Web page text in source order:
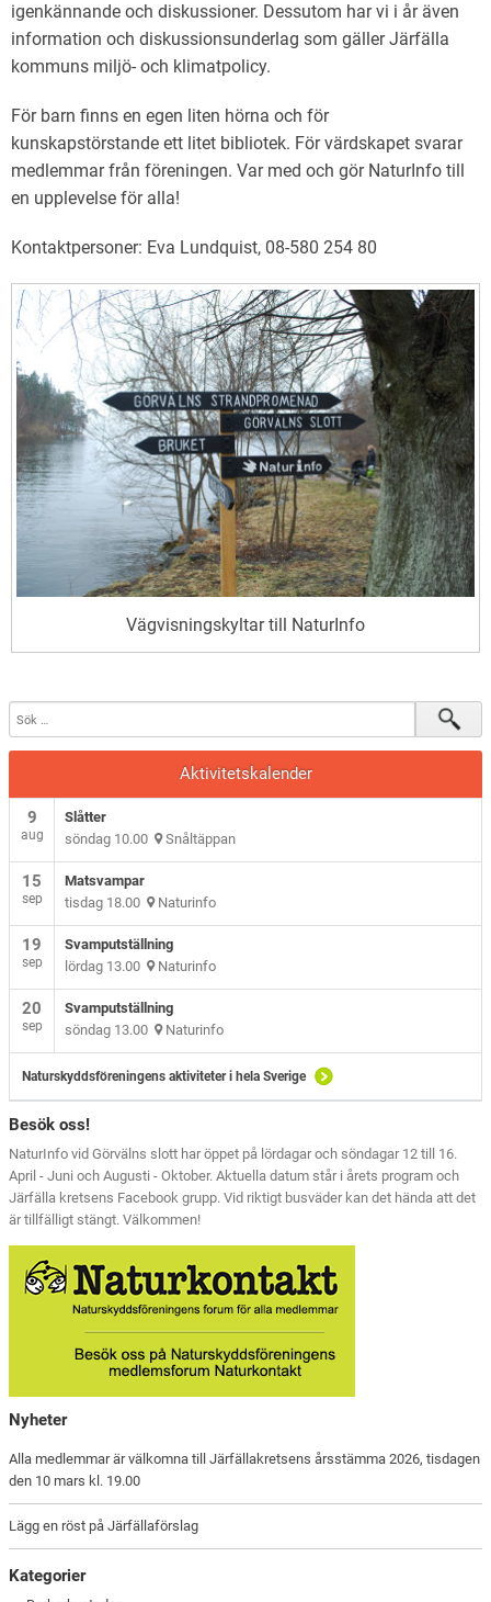
igenkännande och diskussioner. Dessutom har vi i år även
information och diskussionsunderlag som gäller Järfälla
kommuns miljö- och klimatpolicy.
För barn finns en egen liten hörna och för
kunskapstörstande ett litet bibliotek. För värdskapet svarar
medlemmar från föreningen. Var med och gör NaturInfo till
en upplevelse för alla!
Kontaktpersoner: Eva Lundquist, 08-580 254 80
Vägvisningskyltar till NaturInfo
Aktivitetskalender
9
aug
Slåtter
söndag 10.00 Snåltäppan
15
sep
Matsvampar
tisdag 18.00 Naturinfo
19
sep
Svamputställning
lördag 13.00 Naturinfo
20
sep
Svamputställning
söndag 13.00 Naturinfo
Naturskyddsföreningens aktiviteter i hela Sverige
Besök oss!
NaturInfo vid Görvälns slott har öppet på lördagar och söndagar 12 till 16.
April - Juni och Augusti - Oktober. Aktuella datum står i årets program och
Järfälla kretsens Facebook grupp. Vid riktigt busväder kan det hända att det
är tillfälligt stängt. Välkommen!
Nyheter
Alla medlemmar är välkomna till Järfällakretsens årsstämma 2026, tisdagen
den 10 mars kl. 19.00
Lägg en röst på Järfällaförslag
Kategorier